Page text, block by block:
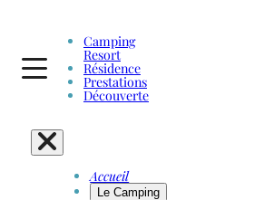
Camping
Resort
Résidence
Prestations
Découverte
Accueil
Le Camping